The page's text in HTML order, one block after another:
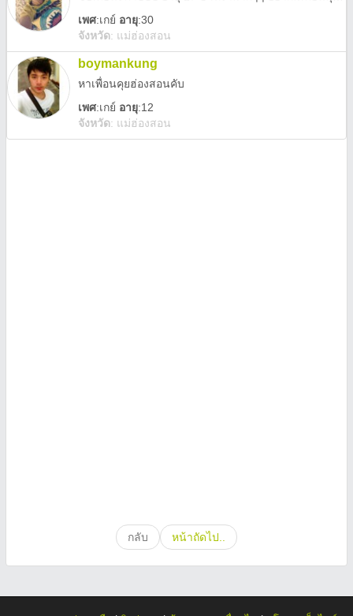
เพศ:เกย์ อายุ:30
จังหวัด: แม่ฮ่องสอน
boymankung
หาเพื่อนคุยฮ่องสอนคับ
เพศ:เกย์ อายุ:12
จังหวัด: แม่ฮ่องสอน
กลับ หน้าถัดไป..